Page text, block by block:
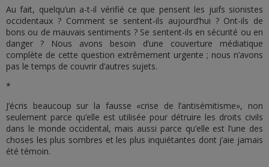
Au fait, quelqu’un a-t-il vérifié ce que pensent les juifs sionistes
occidentaux ? Comment se sentent-ils aujourd’hui ? Ont-ils de
bons ou de mauvais sentiments ? Se sentent-ils en sécurité ou en
danger ? Nous avons besoin d’une couverture médiatique
complète de cette question extrêmement urgente ; nous n’avons
pas le temps de couvrir d’autres sujets.
*
J’écris beaucoup sur la fausse «crise de l’antisémitisme», non
seulement parce qu’elle est utilisée pour détruire les droits civils
dans le monde occidental, mais aussi parce qu’elle est l’une des
choses les plus sombres et les plus inquiétantes dont j’aie jamais
été témoin.